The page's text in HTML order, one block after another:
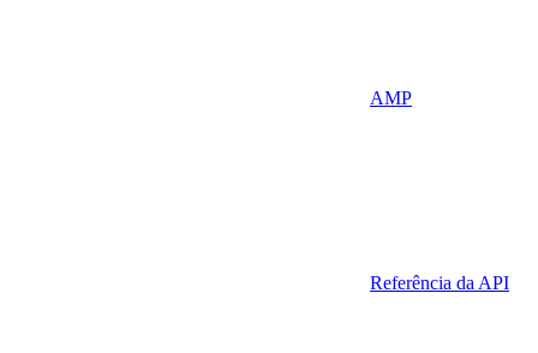
AMP
Referência da API